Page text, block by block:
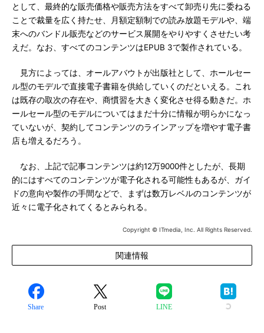
として、最終的な販売価格や販売方法をすべて卸売り先に委ねる
ことで裁量を広く持たせ、月額定額制での読み放題モデルや、端
末へのバンドル販売などのサービス展開をやりやすくさせたい考
えだ。なお、すべてのコンテンツはEPUB 3で製作されている。
見方によっては、オールアバウトが出版社として、ホールセー
ル型のモデルで直接電子書籍を供給していくのだといえる。これ
は既存の取次の存在や、商慣習を大きく変化させ得る動きだ。ホ
ールセール型のモデルについてはまだ十分に情報が明らかになっ
ていないが、契約してコンテンツのラインアップを増やす電子書
店も増えるだろう。
なお、上記で記事コンテンツは約12万9000件としたが、長期
的にはすべてのコンテンツが電子化される可能性もあるが、ガイ
ドの意向や製作の手間などで、まずは数万レベルのコンテンツが
近々に電子化されてくるとみられる。
Copyright © ITmedia, Inc. All Rights Reserved.
関連情報
Share Post LINE